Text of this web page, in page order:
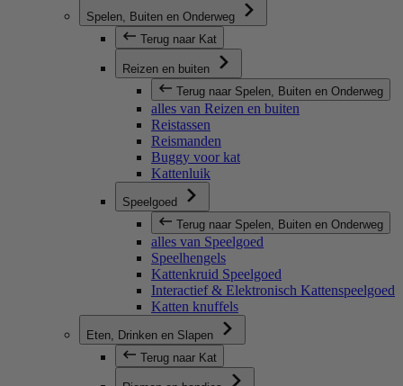
Spelen, Buiten en Onderweg
Terug naar Kat
Reizen en buiten
Terug naar Spelen, Buiten en Onderweg
alles van Reizen en buiten
Reistassen
Reismanden
Buggy voor kat
Kattenluik
Speelgoed
Terug naar Spelen, Buiten en Onderweg
alles van Speelgoed
Speelhengels
Kattenkruid Speelgoed
Interactief & Elektronisch Kattenspeelgoed
Katten knuffels
Eten, Drinken en Slapen
Terug naar Kat